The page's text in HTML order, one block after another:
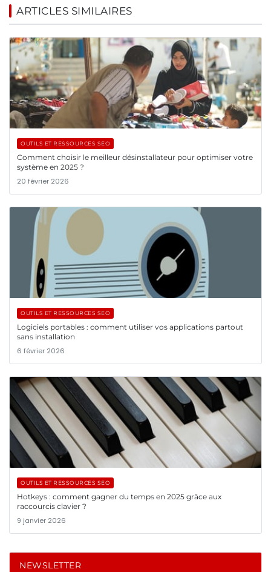
ARTICLES SIMILAIRES
OUTILS ET RESSOURCES SEO
Comment choisir le meilleur désinstallateur pour optimiser votre
système en 2025 ?
20 février 2026
OUTILS ET RESSOURCES SEO
Logiciels portables : comment utiliser vos applications partout
sans installation
6 février 2026
OUTILS ET RESSOURCES SEO
Hotkeys : comment gagner du temps en 2025 grâce aux
raccourcis clavier ?
9 janvier 2026
NEWSLETTER